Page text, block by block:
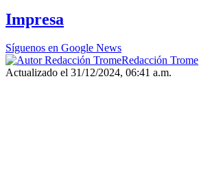
Impresa
Síguenos en Google News
Redacción Trome
Actualizado el 31/12/2024, 06:41 a.m.